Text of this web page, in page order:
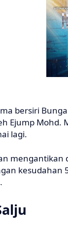
bersiri
Ejump Mohd.
lagi.
mengantikan
kesudahan